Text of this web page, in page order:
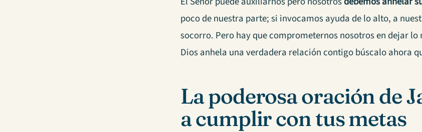
poco de nuestra parte; si invocamos ayuda de lo alto, a
socorro. Pero hay que comprometernos nosotros en dejar
Dios anhela una verdadera relación contigo búscalo ahora
La poderosa oración de
a cumplir con tus metas